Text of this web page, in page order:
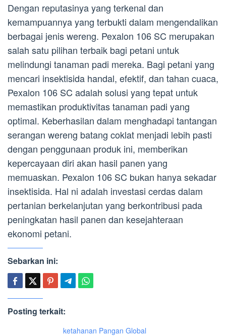
Dengan reputasinya yang terkenal dan
kemampuannya yang terbukti dalam mengendalikan
berbagai jenis wereng. Pexalon 106 SC merupakan
salah satu pilihan terbaik bagi petani untuk
melindungi tanaman padi mereka. Bagi petani yang
mencari insektisida handal, efektif, dan tahan cuaca,
Pexalon 106 SC adalah solusi yang tepat untuk
memastikan produktivitas tanaman padi yang
optimal. Keberhasilan dalam menghadapi tantangan
serangan wereng batang coklat menjadi lebih pasti
dengan penggunaan produk ini, memberikan
kepercayaan diri akan hasil panen yang
memuaskan. Pexalon 106 SC bukan hanya sekadar
insektisida. Hal ni adalah investasi cerdas dalam
pertanian berkelanjutan yang berkontribusi pada
peningkatan hasil panen dan kesejahteraan
ekonomi petani.
Sebarkan ini:
Posting terkait:
ketahanan Pangan Global